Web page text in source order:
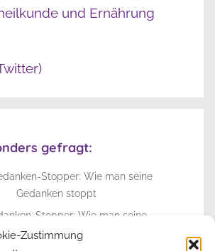
Zustimmung
und Ernährung
gefragt:
Stopper: Wie man seine
Gedanken stoppt